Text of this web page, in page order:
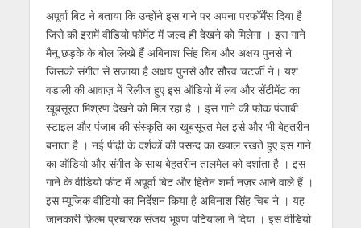
अपूर्वा बिट ने बताया कि उन्होंने इस गाने पर अपना परफॉर्मेंस दिया है
जिसे की इसमें वीडियो फॉर्मेट में जल्द ही देखने को मिलेगा । इस गाने
मैनू छड़के के बोल लिखे हैं अबिनाश सिंह चिब और अक्षय पुनसे ने
जिसको संगीत से सजाया है अक्षय पुनसे और सौरव चटर्जी ने। यश
वडाली की आवाज़ में रिलीज हुए इस ऑडियो में लव और सेंटीमेंट का
खूबसूरत मिश्रण देखने को मिल रहा है । इस गाने की फोक पंजाबी
स्टाइल और पंजाब की संस्कृति का खूबसूरत मेल इसे और भी बेहतरीन
बनाता है । नई पीढ़ी के दर्शकों की पसन्द का ख्याल रखते हुए इस गाने
का ऑडियो और संगीत के साथ बेहतरीन तालमेल को दर्शाता है । इस
गाने के वीडियो फीट में अपूर्वा बिट और हितेन शर्मा नज़र आने वाले हैं ।
इस म्यूजिक वीडियो का निर्देशन किया है अविनाश सिंह चिब ने । यह
जानकारी फ़िल्म प्रचारक संजय भूषण पटियाला ने दिया । इस वीडियो